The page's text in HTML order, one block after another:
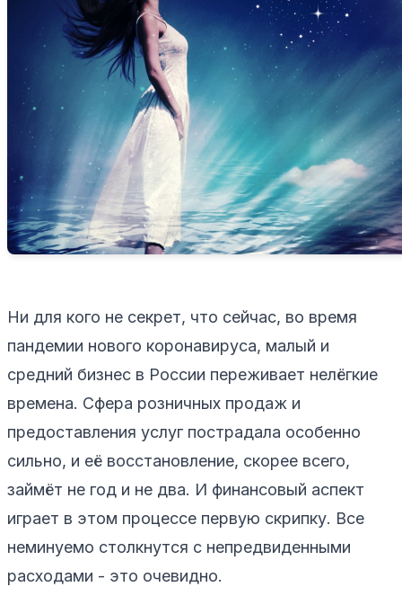
Ни для кого не секрет, что сейчас, во время
пандемии нового коронавируса, малый и
средний бизнес в России переживает нелёгкие
времена. Сфера розничных продаж и
предоставления услуг пострадала особенно
сильно, и её восстановление, скорее всего,
займёт не год и не два. И финансовый аспект
играет в этом процессе первую скрипку. Все
неминуемо столкнутся с непредвиденными
расходами - это очевидно.